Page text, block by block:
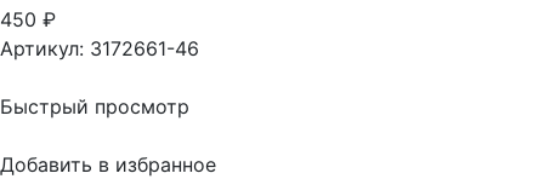
450 ₽
Артикул: 3172661-46
Быстрый просмотр
Добавить в избранное